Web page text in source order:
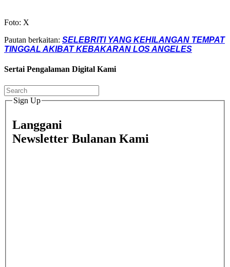
Foto: X
Pautan berkaitan: SELEBRITI YANG KEHILANGAN TEMPAT
TINGGAL AKIBAT KEBAKARAN LOS ANGELES
Sertai Pengalaman Digital Kami
Sign Up
Langgani
Newsletter Bulanan Kami